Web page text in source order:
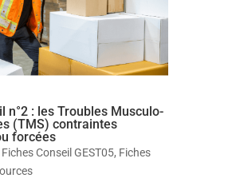
n°2 : les Troubles Musculo-
(TMS) contraintes
forcées
Fiches Conseil GEST05, Fiches